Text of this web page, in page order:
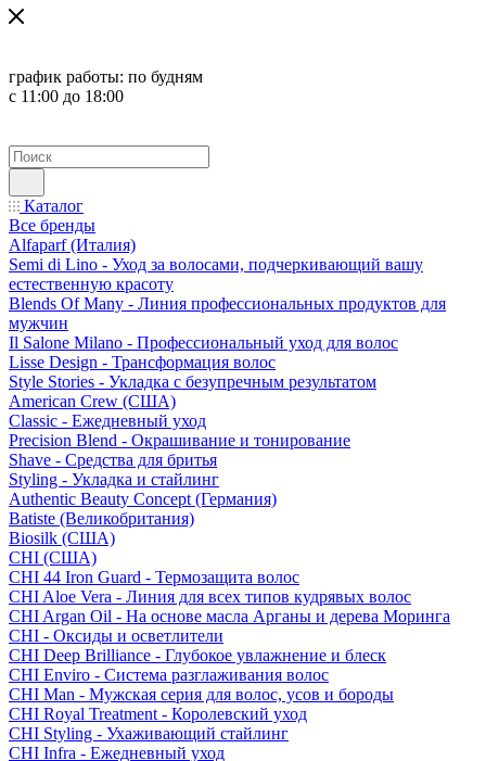
график работы: по будням
с 11:00 до 18:00
Каталог
Все бренды
Alfaparf (Италия)
Semi di Lino - Уход за волосами, подчеркивающий вашу
естественную красоту
Blends Of Many - Линия профессиональных продуктов для
мужчин
Il Salone Milano - Профессиональный уход для волос
Lisse Design - Трансформация волос
Style Stories - Укладка с безупречным результатом
American Crew (США)
Classic - Ежедневный уход
Precision Blend - Окрашивание и тонирование
Shave - Средства для бритья
Styling - Укладка и стайлинг
Authentic Beauty Concept (Германия)
Batiste (Великобритания)
Biosilk (США)
CHI (США)
CHI 44 Iron Guard - Термозащита волос
CHI Aloe Vera - Линия для всех типов кудрявых волос
CHI Argan Oil - На основе масла Арганы и дерева Моринга
CHI - Оксиды и осветлители
CHI Deep Brilliance - Глубокое увлажнение и блеск
CHI Enviro - Система разглаживания волос
CHI Man - Мужская серия для волос, усов и бороды
CHI Royal Treatment - Королевский уход
CHI Styling - Ухаживающий стайлинг
CHI Infra - Ежедневный уход